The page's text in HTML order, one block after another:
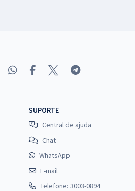
SUPORTE
Central de ajuda
Chat
WhatsApp
E-mail
Telefone: 3003-0894